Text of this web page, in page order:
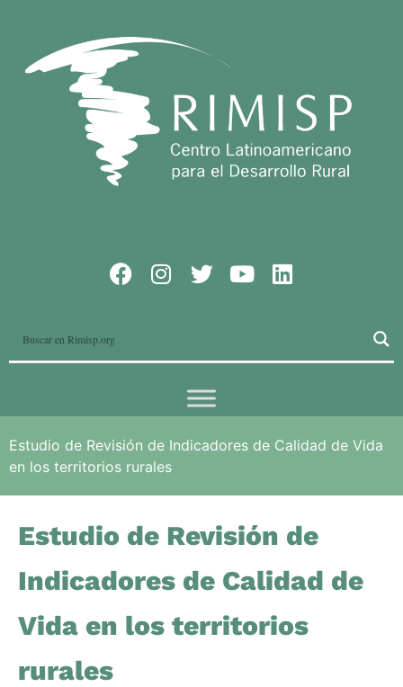
Estudio de Revisión de Indicadores de Calidad de Vida
en los territorios rurales
Estudio de Revisión de
Indicadores de Calidad de
Vida en los territorios
rurales